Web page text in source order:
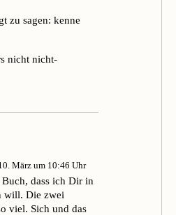
zu sagen: kenne
nicht nicht-
März um 10:46 Uhr
Buch, dass ich Dir in
will. Die zwei
viel. Sich und das